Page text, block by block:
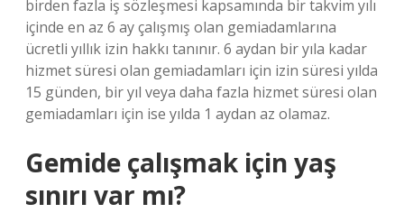
birden fazla iş sözleşmesi kapsamında bir takvim yılı
içinde en az 6 ay çalışmış olan gemiadamlarına
ücretli yıllık izin hakkı tanınır. 6 aydan bir yıla kadar
hizmet süresi olan gemiadamları için izin süresi yılda
15 günden, bir yıl veya daha fazla hizmet süresi olan
gemiadamları için ise yılda 1 aydan az olamaz.
Gemide çalışmak için yaş
sınırı var mı?